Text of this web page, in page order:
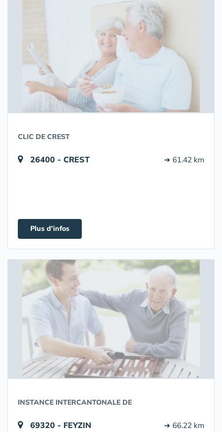
CLIC DE CREST
26400 - CREST ➔ 61.42 km
Plus d'infos
INSTANCE INTERCANTONALE DE
69320 - FEYZIN ➔ 66.22 km